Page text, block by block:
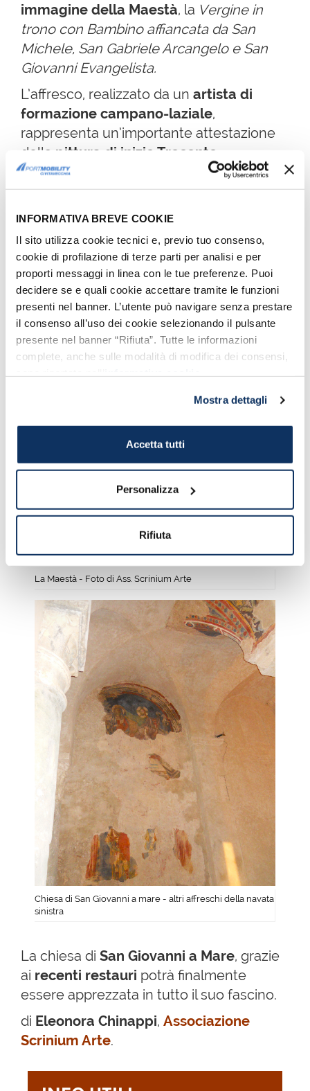
INFORMATIVA BREVE COOKIE
Il sito utilizza cookie tecnici e, previo tuo consenso,
cookie di profilazione di terze parti per analisi e per
proporti messaggi in linea con le tue preferenze. Puoi
decidere se e quali cookie accettare tramite le funzioni
presenti nel banner. L’utente può navigare senza prestare
il consenso all’uso dei cookie selezionando il pulsante
presente nel banner “Rifiuta”. Tutte le informazioni
complete, anche sulle modalità di modifica dei consensi,
Mostra dettagli
Accetta tutti
Personalizza
Rifiuta
immagine della Maestà, la Vergine in
trono con Bambino affiancata da San
Michele, San Gabriele Arcangelo e San
Giovanni Evangelista.
L’affresco, realizzato da un artista di
formazione campano-laziale,
rappresenta un’importante attestazione
della pittura di inizio Trecento
testimoniando la naturale fusione, in una
città di confine come Gaeta, tra la pittura
capitale del regno meridionale.
La Maestà - Foto di Ass. Scrinium Arte
Chiesa di San Giovanni a mare - altri affreschi della navata
sinistra
La chiesa di San Giovanni a Mare, grazie
ai recenti restauri potrà finalmente
essere apprezzata in tutto il suo fascino.
di Eleonora Chinappi, Associazione
Scrinium Arte.